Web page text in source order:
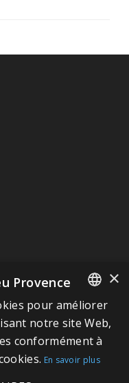
FRENCH
ITALIAN
GERMAN
×
Provence
pour améliorer
notre site Web,
conformément à
En savoir plus